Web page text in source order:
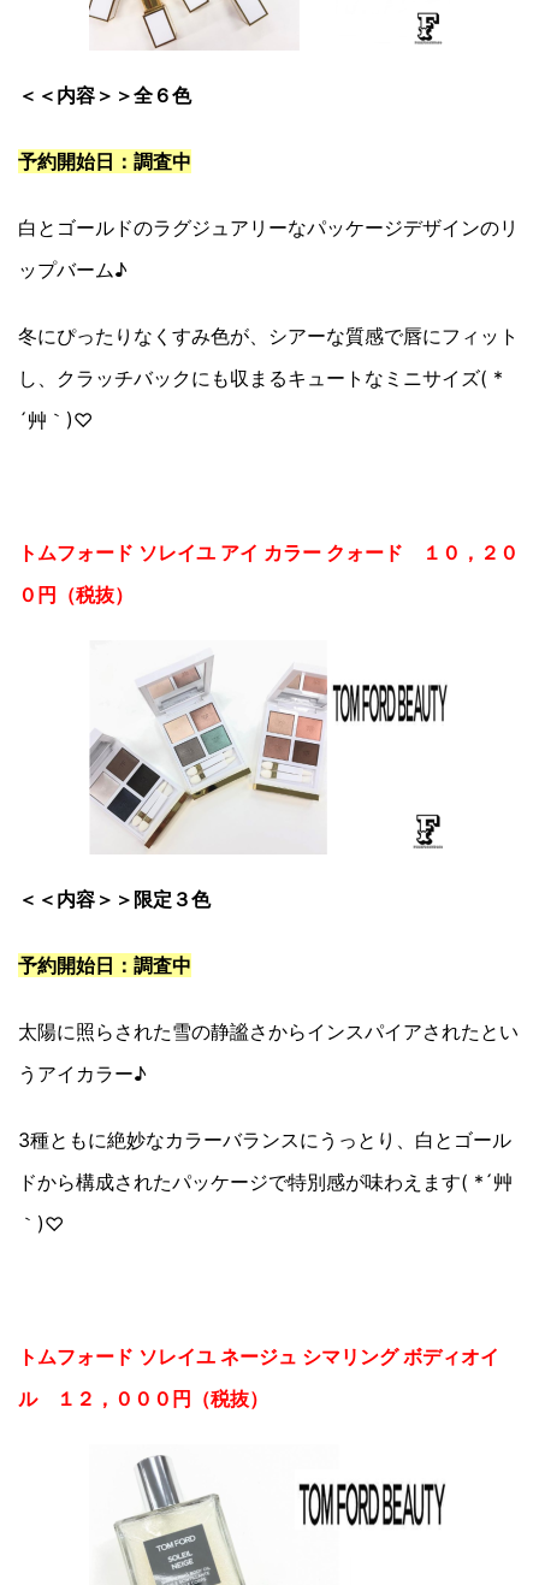
＜＜内容＞＞全６色
予約開始日：調査中
白とゴールドのラグジュアリーなパッケージデザインのリ
ップバーム♪
冬にぴったりなくすみ色が、シアーな質感で唇にフィット
し、クラッチバックにも収まるキュートなミニサイズ( *
´艸｀)♡
トムフォード ソレイユ アイ カラー クォード １０，２０
０円（税抜）
＜＜内容＞＞限定３色
予約開始日：調査中
太陽に照らされた雪の静謐さからインスパイアされたとい
うアイカラー♪
3種ともに絶妙なカラーバランスにうっとり、白とゴール
ドから構成されたパッケージで特別感が味わえます( *´艸
｀)♡
トムフォード ソレイユ ネージュ シマリング ボディオイ
ル １２，０００円（税抜）